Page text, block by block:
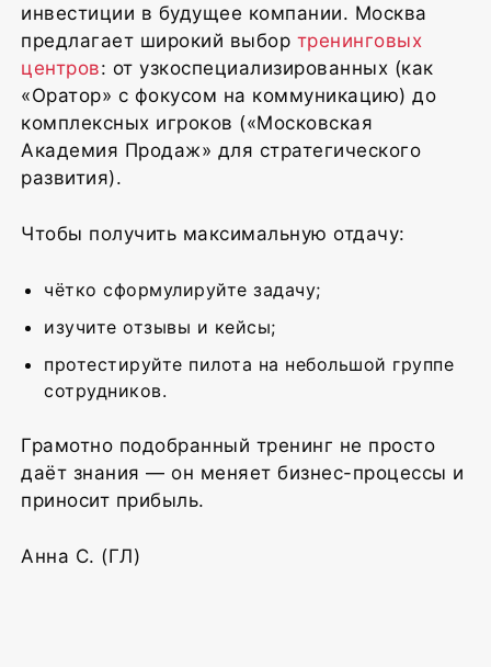
инвестиции в будущее компании. Москва
предлагает широкий выбор тренинговых
центров: от узкоспециализированных (как
«Оратор» с фокусом на коммуникацию) до
комплексных игроков («Московская
Академия Продаж» для стратегического
развития).
Чтобы получить максимальную отдачу:
чётко сформулируйте задачу;
изучите отзывы и кейсы;
протестируйте пилота на небольшой группе
сотрудников.
Грамотно подобранный тренинг не просто
даёт знания — он меняет бизнес-процессы и
приносит прибыль.
Анна С. (ГЛ)